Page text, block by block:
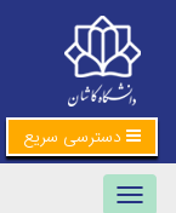
دسترسی سریع
Toggle navigation